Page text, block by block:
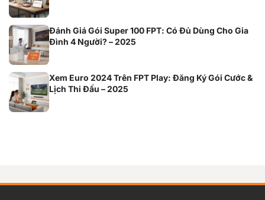
Đánh Giá Gói Super 100 FPT: Có Đủ Dùng Cho Gia
Đình 4 Người? – 2025
Xem Euro 2024 Trên FPT Play: Đăng Ký Gói Cước &
Lịch Thi Đấu – 2025